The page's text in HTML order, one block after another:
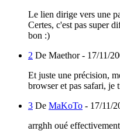
Le lien dirige vers une
Certes, c'est pas super
bon :)
2 De Maethor - 17/11/
Et juste une précision,
browser et pas safari, je
3 De MaKoTo - 17/11/
arrghh oué